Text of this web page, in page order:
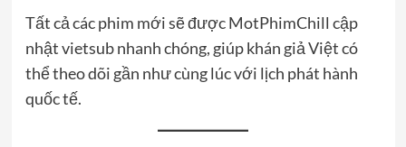
Tất cả các phim mới sẽ được MotPhimChill cập
nhật vietsub nhanh chóng, giúp khán giả Việt có
thể theo dõi gần như cùng lúc với lịch phát hành
quốc tế.